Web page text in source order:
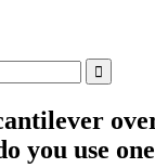
you use